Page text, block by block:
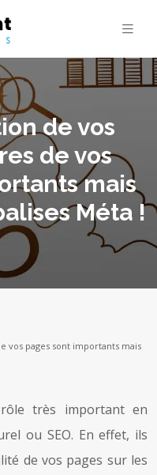
de vos
de vos
mais
Méta !
vos pages sont importants mais
très important en
ou SEO. En effet, ils
de vos pages sur les